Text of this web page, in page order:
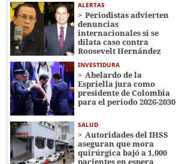
ALERTAS
Periodistas advierten
denuncias
internacionales si se
dilata caso contra
Roosevelt Hernández
INVESTIDURA
Abelardo de la
Espriella jura como
presidente de Colombia
para el periodo 2026-2030
SALUD
Autoridades del IHSS
aseguran que mora
quirúrgica bajó a 1,000
pacientes en espera